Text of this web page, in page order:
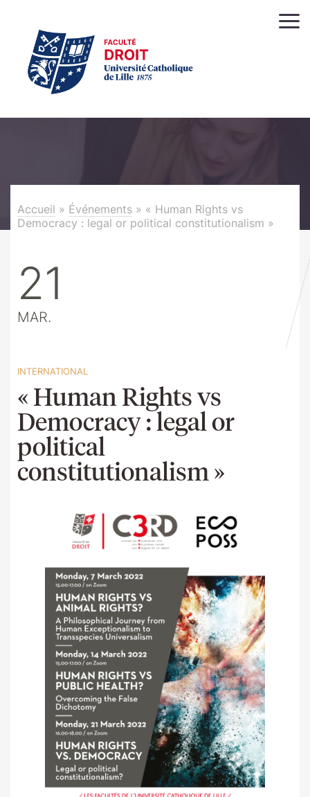
Accueil » Événements » « Human Rights vs
Democracy : legal or political constitutionalism »
21
MAR.
INTERNATIONAL
« Human Rights vs
Democracy : legal or
political
constitutionalism »